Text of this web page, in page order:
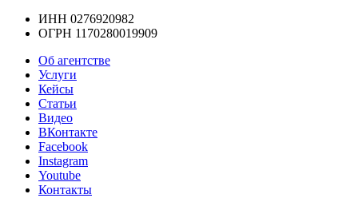
ИНН 0276920982
ОГРН 1170280019909
Об агентстве
Услуги
Кейсы
Статьи
Видео
ВКонтакте
Facebook
Instagram
Youtube
Контакты